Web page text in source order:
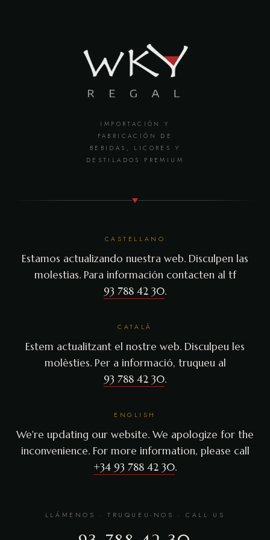
IMPORTACIÓN Y
FABRICACIÓN DE
BEBIDAS, LICORES Y
DESTILADOS PREMIUM
CASTELLANO
Estamos actualizando nuestra web. Disculpen las
molestias. Para información contacten al tf
93 788 42 30.
CATALÀ
Estem actualitzant el nostre web. Disculpeu les
molèsties. Per a informació, truqueu al
93 788 42 30.
ENGLISH
We're updating our website. We apologize for the
inconvenience. For more information, please call
+34 93 788 42 30.
LLÁMENOS · TRUQUEU-NOS · CALL US